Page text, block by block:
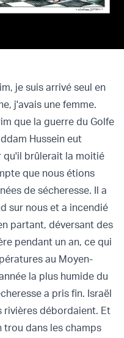
je suis arrivé seul en
j'avais une femme.
que la guerre du Golfe
Hussein eut
qu'il brûlerait la moitié
que nous étions
de sécheresse. Il a
sur nous et a incendié
partant, déversant des
pendant un an, ce qui
au Moyen-
la plus humide du
a pris fin. Israël
rivières débordaient. Et
trou dans les champs